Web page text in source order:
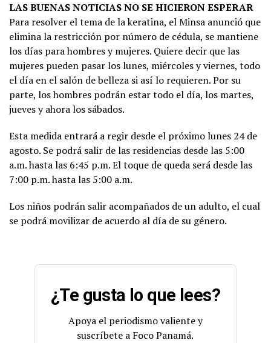
LAS BUENAS NOTICIAS NO SE HICIERON ESPERAR
Para resolver el tema de la keratina, el Minsa anunció que
elimina la restricción por número de cédula, se mantiene
los días para hombres y mujeres. Quiere decir que las
mujeres pueden pasar los lunes, miércoles y viernes, todo
el día en el salón de belleza si así lo requieren. Por su
parte, los hombres podrán estar todo el día, los martes,
jueves y ahora los sábados.
Esta medida entrará a regir desde el próximo lunes 24 de
agosto. Se podrá salir de las residencias desde las 5:00
a.m. hasta las 6:45 p.m. El toque de queda será desde las
7:00 p.m. hasta las 5:00 a.m.
Los niños podrán salir acompañados de un adulto, el cual
se podrá movilizar de acuerdo al día de su género.
¿Te gusta lo que lees?
Apoya el periodismo valiente y
suscríbete a Foco Panamá.